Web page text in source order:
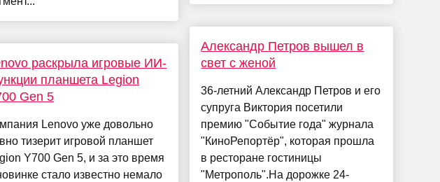
раскрыла игровые ИИ-
планшета Legion
Gen 5
Lenovo уже довольно
тизерит игровой планшет
Y700 Gen 5, и за это время
стало известно немало
Александр Петров вышел в
свет с женой
36-летний Александр Петров и его
супруга Виктория посетили
премию "Событие года" журнала
"КиноРепортёр", которая прошла
в ресторане гостиницы
"Метрополь".На дорожке 24-